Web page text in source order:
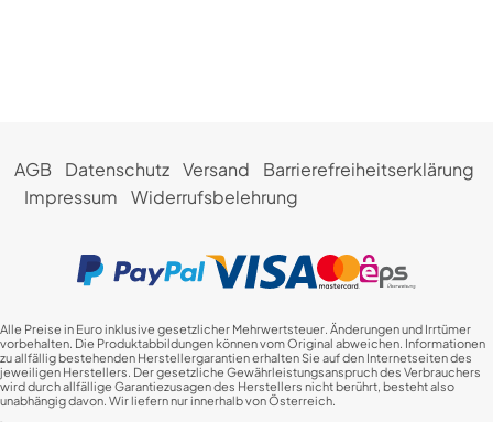
AGB Datenschutz Versand
Barrierefreiheitserklärung
Impressum
Widerrufsbelehrung
Alle Preise in Euro inklusive gesetzlicher Mehrwertsteuer. Änderungen und Irrtümer
vorbehalten. Die Produktabbildungen können vom Original abweichen. Informationen
zu allfällig bestehenden Herstellergarantien erhalten Sie auf den Internetseiten des
jeweiligen Herstellers. Der gesetzliche Gewährleistungsanspruch des Verbrauchers
wird durch allfällige Garantiezusagen des Herstellers nicht berührt, besteht also
unabhängig davon. Wir liefern nur innerhalb von Österreich.